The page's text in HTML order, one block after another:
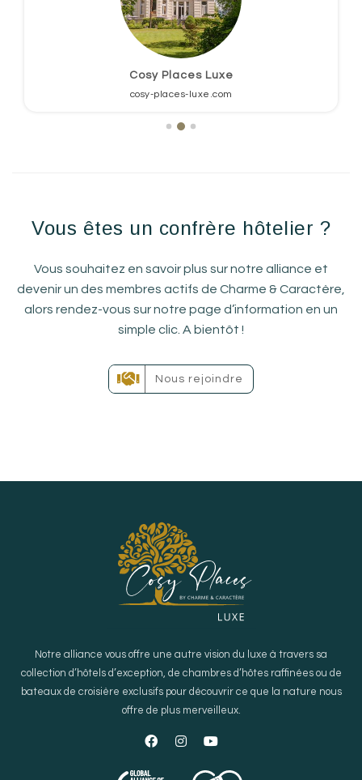
Cosy Places Luxe
cosy-places-luxe.com
Vous êtes un confrère hôtelier ?
Vous souhaitez en savoir plus sur notre alliance et
devenir un des membres actifs de Charme & Caractère,
alors rendez-vous sur notre page d’information en un
simple clic. A bientôt !
Nous rejoindre
Notre alliance vous offre une autre vision du luxe à travers sa
collection d’hôtels d’exception, de chambres d’hôtes raffinées ou de
bateaux de croisière exclusifs pour découvrir ce que la nature nous
offre de plus merveilleux.